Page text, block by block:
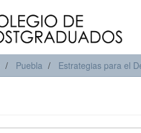
Puebla Estrategias para el